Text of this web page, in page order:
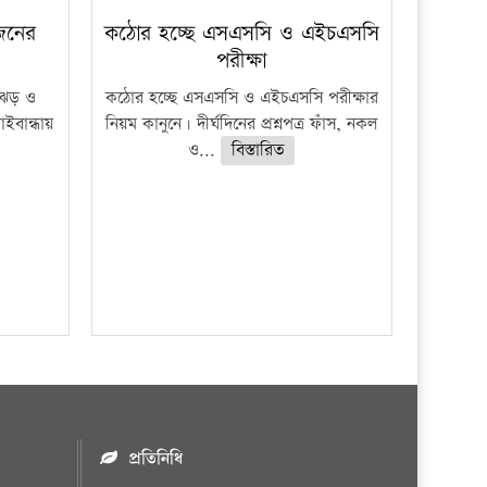
ঝড় ও
কঠোর হচ্ছে এসএসসি ও এইচএসসি
পরীক্ষা
কঠোর হচ্ছে এসএসসি ও এইচএসসি পরীক্ষার
নিয়ম কানুনে। দীর্ঘদিনের প্রশ্নপত্র ফাঁস, নকল
ও...
বিস্তারিত
প্রতিনিধি